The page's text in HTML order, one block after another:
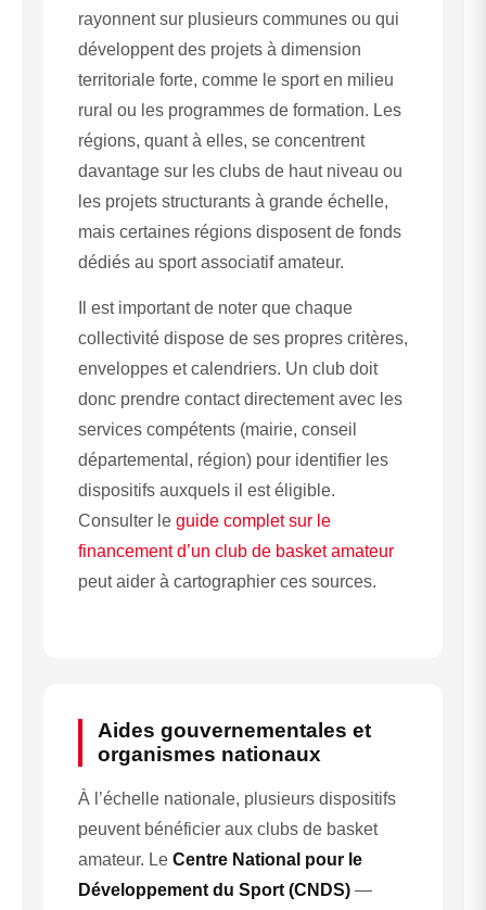
rayonnent sur plusieurs communes ou qui
développent des projets à dimension
territoriale forte, comme le sport en milieu
rural ou les programmes de formation. Les
régions, quant à elles, se concentrent
davantage sur les clubs de haut niveau ou
les projets structurants à grande échelle,
mais certaines régions disposent de fonds
dédiés au sport associatif amateur.
Il est important de noter que chaque
collectivité dispose de ses propres critères,
enveloppes et calendriers. Un club doit
donc prendre contact directement avec les
services compétents (mairie, conseil
départemental, région) pour identifier les
dispositifs auxquels il est éligible.
Consulter le guide complet sur le
financement d’un club de basket amateur
peut aider à cartographier ces sources.
Aides gouvernementales et
organismes nationaux
À l’échelle nationale, plusieurs dispositifs
peuvent bénéficier aux clubs de basket
amateur. Le Centre National pour le
Développement du Sport (CNDS) —